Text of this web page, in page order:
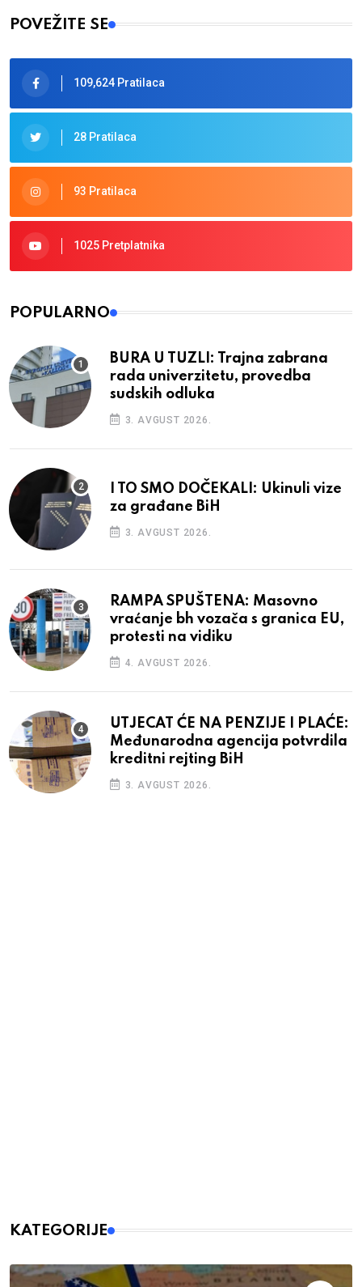
POVEŽITE SE
109,624 Pratilaca
28 Pratilaca
93 Pratilaca
1025 Pretplatnika
POPULARNO
BURA U TUZLI: Trajna zabrana
rada univerzitetu, provedba
sudskih odluka
3. AVGUST 2026.
I TO SMO DOČEKALI: Ukinuli vize
za građane BiH
3. AVGUST 2026.
RAMPA SPUŠTENA: Masovno
vraćanje bh vozača s granica EU,
protesti na vidiku
4. AVGUST 2026.
UTJECAT ĆE NA PENZIJE I PLAĆE:
Međunarodna agencija potvrdila
kreditni rejting BiH
3. AVGUST 2026.
KATEGORIJE